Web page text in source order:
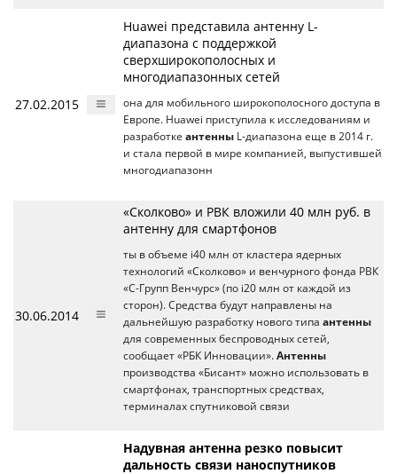
27.02.2015
Huawei представила антенну L-
диапазона с поддержкой
сверхширокополосных и
многодиапазонных сетей
она для мобильного широкополосного доступа в
Европе. Huawei приступила к исследованиям и
разработке антенны L-диапазона еще в 2014 г.
и стала первой в мире компанией, выпустившей
многодиапазонн
30.06.2014
«Сколково» и РВК вложили 40 млн руб. в
антенну для смартфонов
ты в объеме i40 млн от кластера ядерных
технологий «Сколково» и венчурного фонда РВК
«С-Групп Венчурс» (по i20 млн от каждой из
сторон). Средства будут направлены на
дальнейшую разработку нового типа антенны
для современных беспроводных сетей,
сообщает «РБК Инновации». Антенны
производства «Бисант» можно использовать в
смартфонах, транспортных средствах,
терминалах спутниковой связи
Надувная антенна резко повысит
дальность связи наноспутников